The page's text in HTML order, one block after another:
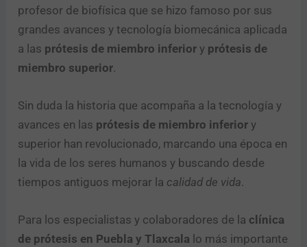
profesor de biofísica que se hizo famoso por sus
grandes avances y tecnología biomecánica aplicada
a las prótesis de miembro inferior y prótesis de
miembro superior.
Sin duda la historia que acompaña a la tecnología y
avances en las prótesis de miembro inferior y
superior han revolucionado, marcando una época en
la vida de los seres humanos y buscando desde
tiempos antiguos mejorar la calidad de vida.
Para los especialistas y colaboradores de la clínica
de prótesis en Puebla y Tlaxcala lo más importante